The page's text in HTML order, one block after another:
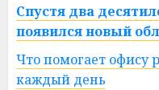
Спустя два
появился новый
Что помогает офису
каждый день